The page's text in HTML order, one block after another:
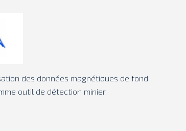
des données magnétiques de fond
outil de détection minier.